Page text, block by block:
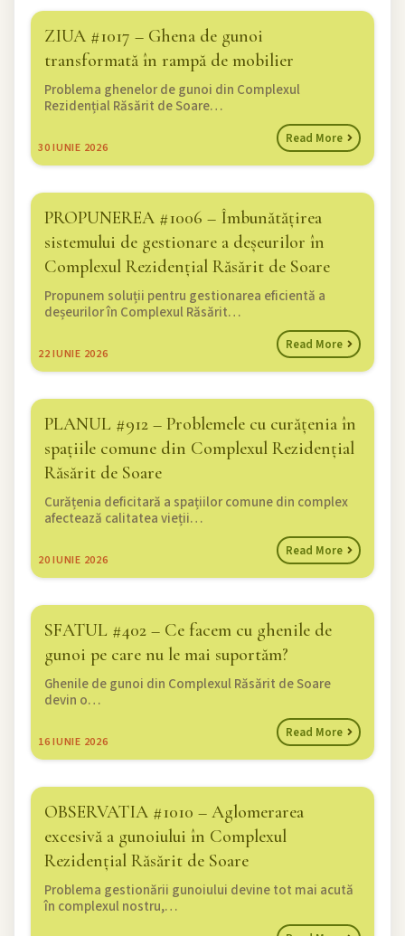
ZIUA #1017 – Ghena de gunoi
transformată în rampă de mobilier
30IUNIE 2026
Problema ghenelor de gunoi din Complexul
Rezidențial Răsărit de Soare…
Read More
PROPUNEREA #1006 – Îmbunătățirea
sistemului de gestionare a deșeurilor în
Complexul Rezidențial Răsărit de Soare
22IUNIE 2026
Propunem soluții pentru gestionarea eficientă a
deșeurilor în Complexul Răsărit…
Read More
PLANUL #912 – Problemele cu curățenia în
spațiile comune din Complexul Rezidențial
Răsărit de Soare
20IUNIE 2026
Curățenia deficitară a spațiilor comune din complex
afectează calitatea vieții…
Read More
SFATUL #402 – Ce facem cu ghenile de
gunoi pe care nu le mai suportăm?
16IUNIE 2026
Ghenile de gunoi din Complexul Răsărit de Soare
devin o…
Read More
OBSERVATIA #1010 – Aglomerarea
excesivă a gunoiului în Complexul
Rezidențial Răsărit de Soare
Problema gestionării gunoiului devine tot mai acută
în complexul nostru,…